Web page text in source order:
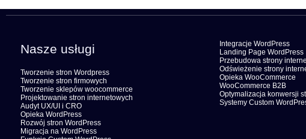
Nasze usługi
Tworzenie stron Wordpress
Tworzenie stron firmowych
Tworzenie sklepów woocommerce
Projektowanie stron internetowych
Audyt UX/UI i CRO
Opieka WordPress
Rozwój stron WordPress
Migracja na WordPress
Integracje WordPress
Landing Page WordPress
Przebudowa strony
Odświeżenie strony
Opieka WooCommerce
WooCommerce B2B
Optymalizacja konwersji
Systemy Custom